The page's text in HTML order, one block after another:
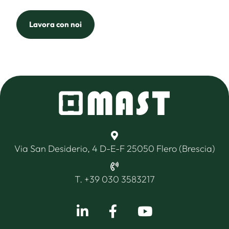
Lavora con noi
Via San Desiderio, 4 D-E-F 25050 Flero (Brescia)
T. +39 030 3583217